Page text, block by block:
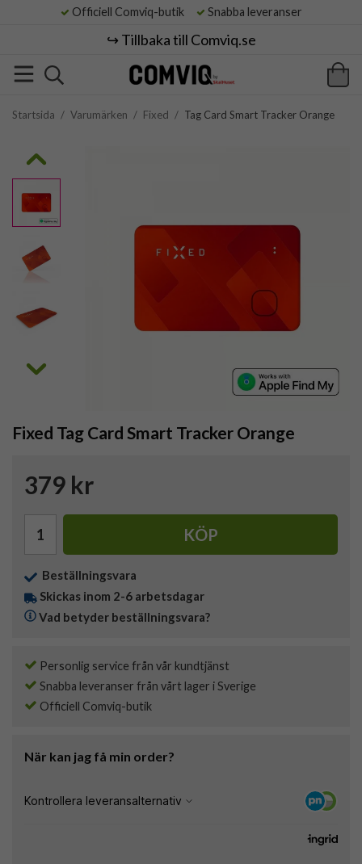
Officiell Comviq-butik Snabba leveranser
↪️ Tillbaka till Comviq.se
Startsida / Varumärken / Fixed / Tag Card Smart Tracker Orange
Fixed Tag Card Smart Tracker Orange
379 kr
KÖP
Beställningsvara
Skickas inom 2-6 arbetsdagar
Vad betyder beställningsvara?
Personlig service från vår kundtjänst
Snabba leveranser från vårt lager i Sverige
Officiell Comviq-butik
När kan jag få min order?